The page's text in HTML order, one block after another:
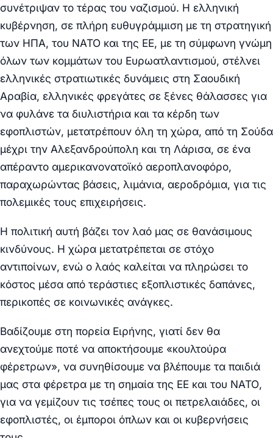
συνέτριψαν το τέρας του ναζισμού. Η ελληνική
κυβέρνηση, σε πλήρη ευθυγράμμιση με τη στρατηγική
των ΗΠΑ, του ΝΑΤΟ και της ΕΕ, με τη σύμφωνη γνώμη
όλων των κομμάτων του Ευρωατλαντισμού, στέλνει
ελληνικές στρατιωτικές δυνάμεις στη Σαουδική
Αραβία, ελληνικές φρεγάτες σε ξένες θάλασσες για
να φυλάνε τα διυλιστήρια και τα κέρδη των
εφοπλιστών, μετατρέπουν όλη τη χώρα, από τη Σούδα
μέχρι την Αλεξανδρούπολη και τη Λάρισα, σε ένα
απέραντο αμερικανονατοϊκό αεροπλανοφόρο,
παραχωρώντας βάσεις, λιμάνια, αεροδρόμια, για τις
πολεμικές τους επιχειρήσεις.
Η πολιτική αυτή βάζει τον λαό μας σε θανάσιμους
κινδύνους. Η χώρα μετατρέπεται σε στόχο
αντιποίνων, ενώ ο λαός καλείται να πληρώσει το
κόστος μέσα από τεράστιες εξοπλιστικές δαπάνες,
περικοπές σε κοινωνικές ανάγκες.
Βαδίζουμε στη πορεία Ειρήνης, γιατί δεν θα
ανεχτούμε ποτέ να αποκτήσουμε «κουλτούρα
φέρετρων», να συνηθίσουμε να βλέπουμε τα παιδιά
μας στα φέρετρα με τη σημαία της ΕΕ και του ΝΑΤΟ,
για να γεμίζουν τις τσέπες τους οι πετρελαιάδες, οι
εφοπλιστές, οι έμποροι όπλων και οι κυβερνήσεις